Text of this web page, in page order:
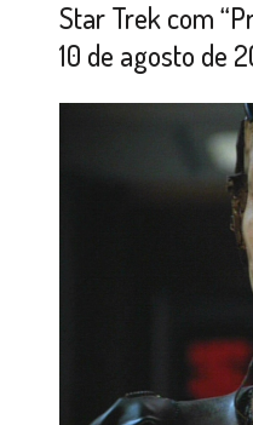
Star Trek com
10 de agosto de